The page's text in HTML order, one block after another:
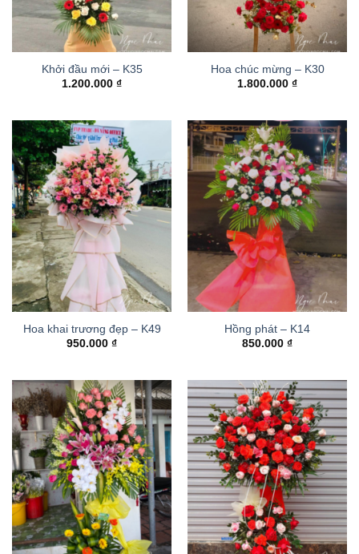
Khởi đầu mới – K35
1.200.000 ₫
Hoa chúc mừng – K30
1.800.000 ₫
Hoa khai trương đẹp – K49
950.000 ₫
Hồng phát – K14
850.000 ₫